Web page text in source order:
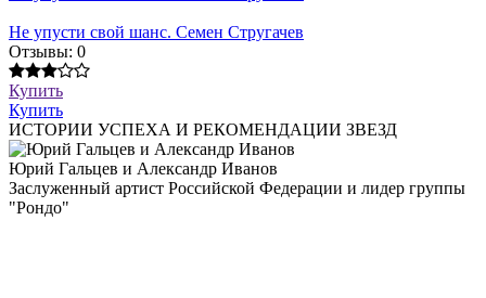
Не упусти свой шанс. Семен Стругачев
Отзывы: 0
Купить
Купить
ИСТОРИИ УСПЕХА И РЕКОМЕНДАЦИИ ЗВЕЗД
Юрий Гальцев и Александр Иванов
Заслуженный артист Российской Федерации и лидер группы
"Рондо"